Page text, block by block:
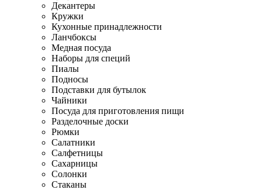
Декантеры
Кружки
Кухонные принадлежности
Ланчбоксы
Медная посуда
Наборы для специй
Пиалы
Подносы
Подставки для бутылок
Чайники
Посуда для приготовления пищи
Разделочные доски
Рюмки
Салатники
Салфетницы
Сахарницы
Солонки
Стаканы